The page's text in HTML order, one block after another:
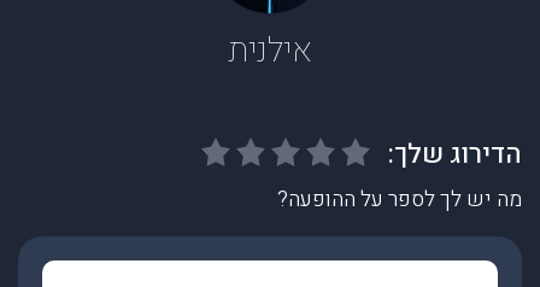
אילנית
מה יש לך לספר על ההופעה?